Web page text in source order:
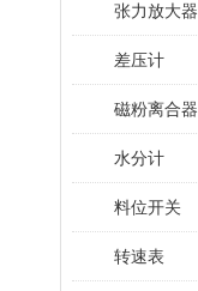
张力放大器
差压计
磁粉离合器
水分计
料位开关
转速表